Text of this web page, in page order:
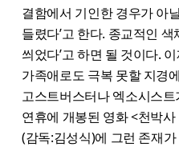
결함에서 기인한 경우가 아
들렸다’고 한다. 종교적인
씌었다’고 하면 될 것이다.
가족애로도 극복 못할 지경
고스트버스터나 엑소시스
연휴에 개봉된 영화 <천박
(감독:김성식)에 그런 존재